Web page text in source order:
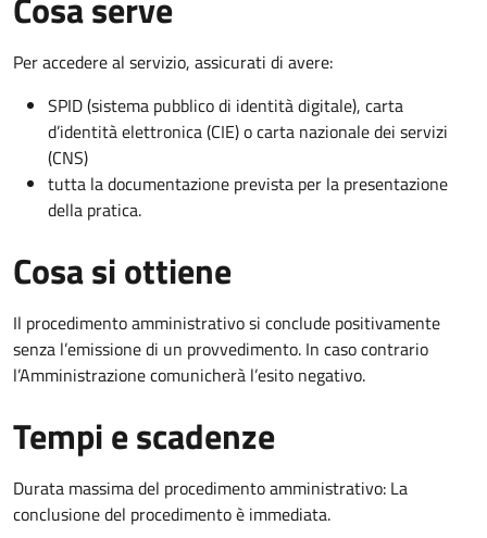
Per accedere al servizio, assicurati di avere:
SPID (sistema pubblico di identità digitale), carta
d’identità elettronica (CIE) o carta nazionale dei servizi
(CNS)
tutta la documentazione prevista per la presentazione
della pratica.
Cosa si ottiene
Il procedimento amministrativo si conclude positivamente
senza l’emissione di un provvedimento. In caso contrario
l’Amministrazione comunicherà l’esito negativo.
Tempi e scadenze
Durata massima del procedimento amministrativo: La
conclusione del procedimento è immediata.